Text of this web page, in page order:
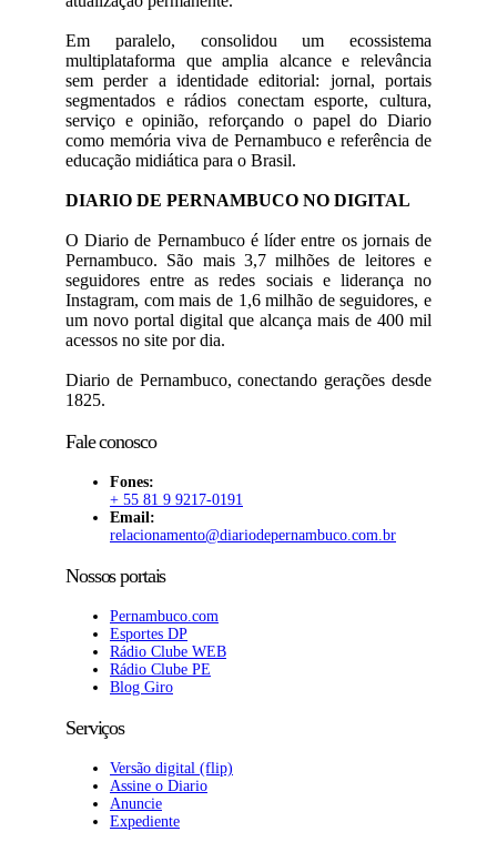
Em paralelo, consolidou um ecossistema
multiplataforma que amplia alcance e relevância
sem perder a identidade editorial: jornal, portais
segmentados e rádios conectam esporte, cultura,
serviço e opinião, reforçando o papel do Diario
como memória viva de Pernambuco e referência de
educação midiática para o Brasil.
DIARIO DE PERNAMBUCO NO DIGITAL
O Diario de Pernambuco é líder entre os jornais de
Pernambuco. São mais 3,7 milhões de leitores e
seguidores entre as redes sociais e liderança no
Instagram, com mais de 1,6 milhão de seguidores, e
um novo portal digital que alcança mais de 400 mil
acessos no site por dia.
Diario de Pernambuco, conectando gerações desde
1825.
Fale conosco
Fones:
+ 55 81 9 9217-0191
Email:
relacionamento@diariodepernambuco.com.br
Nossos portais
Pernambuco.com
Esportes DP
Rádio Clube WEB
Rádio Clube PE
Blog Giro
Serviços
Versão digital (flip)
Assine o Diario
Anuncie
Expediente